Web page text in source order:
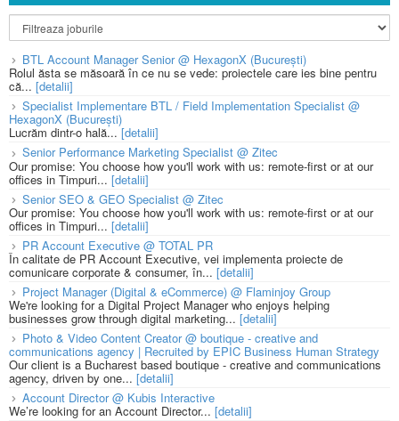
BTL Account Manager Senior @ HexagonX (București)
Rolul ăsta se măsoară în ce nu se vede: proiectele care ies bine pentru
că... [detalii]
Specialist Implementare BTL / Field Implementation Specialist @
HexagonX (București)
Lucrăm dintr-o hală... [detalii]
Senior Performance Marketing Specialist @ Zitec
Our promise: You choose how you'll work with us: remote-first or at our
offices in Timpuri... [detalii]
Senior SEO & GEO Specialist @ Zitec
Our promise: You choose how you'll work with us: remote-first or at our
offices in Timpuri... [detalii]
PR Account Executive @ TOTAL PR
În calitate de PR Account Executive, vei implementa proiecte de
comunicare corporate & consumer, în... [detalii]
Project Manager (Digital & eCommerce) @ Flaminjoy Group
We're looking for a Digital Project Manager who enjoys helping
businesses grow through digital marketing... [detalii]
Photo & Video Content Creator @ boutique - creative and
communications agency | Recruited by EPIC Business Human Strategy
Our client is a Bucharest based boutique - creative and communications
agency, driven by one... [detalii]
Account Director @ Kubis Interactive
We’re looking for an Account Director... [detalii]